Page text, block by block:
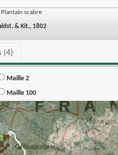
Plantain scabre
& Kit., 1802
(4)
Maille 2
Maille 100